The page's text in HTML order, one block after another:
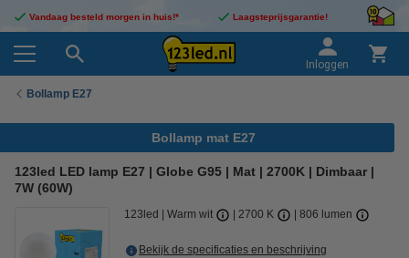
Vandaag besteld morgen in huis!* Laagsteprijsgarantie!
Inloggen
Bollamp E27
Bollamp mat E27
123led LED lamp E27 | Globe G95 | Mat | 2700K | Dimbaar |
7W (60W)
123led Warm wit 2700 K 806 lumen
Bekijk de specificaties en beschrijving